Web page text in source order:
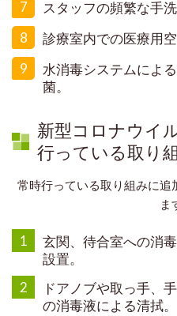
7
スタッフの頻繁な手
8
診療室内での医療用
9
水消毒システムによ
菌。
新型コロナウイ
行っている取り
常時行っている取り組みに追
ま
1
玄関、待合室への消
設置。
2
ドアノブや取っ手、
の消毒液による清拭。